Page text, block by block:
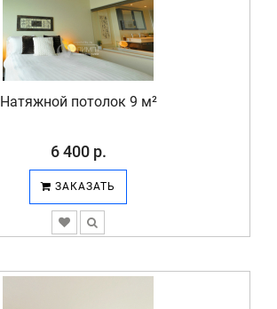
Натяжной потолок 9 м²
6 400 р.
ЗАКАЗАТЬ